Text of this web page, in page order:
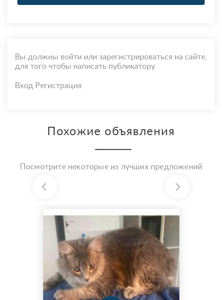
Вы должны войти или зарегистрироваться на сайте,
для того чтобы написать публикатору
Вход Регистрация
Похожие объявления
Посмотрите некоторые из лучших предложений